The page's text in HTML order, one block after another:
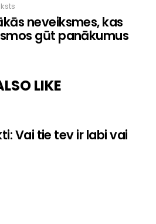
neveiksmes, kas
gūt panākumus
LIKE
Vai tie tev ir labi vai